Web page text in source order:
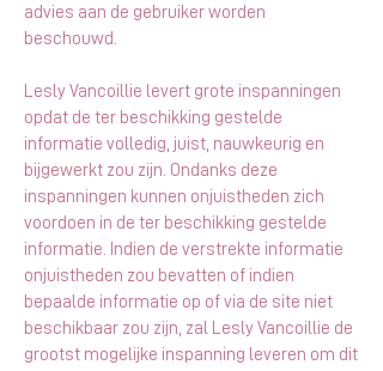
advies aan de gebruiker worden
beschouwd.
Lesly Vancoillie levert grote inspanningen
opdat de ter beschikking gestelde
informatie volledig, juist, nauwkeurig en
bijgewerkt zou zijn. Ondanks deze
inspanningen kunnen onjuistheden zich
voordoen in de ter beschikking gestelde
informatie. Indien de verstrekte informatie
onjuistheden zou bevatten of indien
bepaalde informatie op of via de site niet
beschikbaar zou zijn, zal Lesly Vancoillie de
grootst mogelijke inspanning leveren om dit